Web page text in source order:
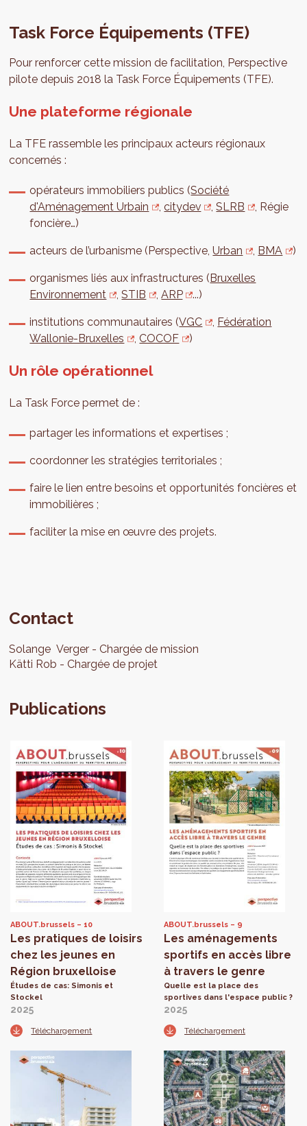
Task Force Équipements (TFE)
Pour renforcer cette mission de facilitation, Perspective
pilote depuis 2018 la Task Force Équipements (TFE).
Une plateforme régionale
La TFE rassemble les principaux acteurs régionaux
concernés :
opérateurs immobiliers publics (Société
d'Aménagement Urbain
,citydev ,SLRB
, Régie
foncière…)
acteurs de l’urbanisme (Perspective,Urban , BMA )
organismes liés aux infrastructures ( Bruxelles
Environnement
,STIB ,ARP ...)
institutions communautaires (VGC , Fédération
Wallonie-Bruxelles
,COCOF )
Un rôle opérationnel
La Task Force permet de :
partager les informations et expertises ;
coordonner les stratégies territoriales ;
faire le lien entre besoins et opportunités foncières et
immobilières ;
faciliter la mise en œuvre des projets.
Contact
Solange Verger
Chargée de mission
Kätti Rob Chargée de projet
Publications
ABOUT.brussels 10
Les pratiques de loisirs
chez les jeunes en
Région bruxelloise
Études de cas: Simonis et
Stockel
2025
Téléchargement
ABOUT.brussels 9
Les aménagements
sportifs en accès libre
à travers le genre
Quelle est la place des
sportives dans l'espace public ?
2025
Téléchargement